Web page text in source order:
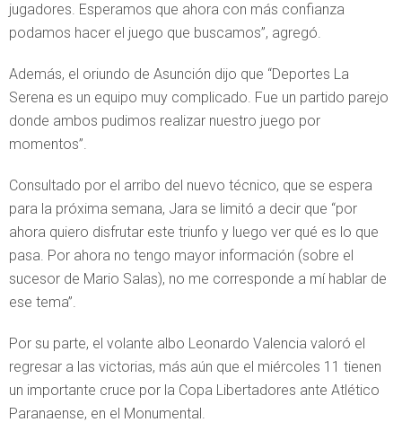
jugadores. Esperamos que ahora con más confianza
podamos hacer el juego que buscamos”, agregó.
Además, el oriundo de Asunción dijo que “Deportes La
Serena es un equipo muy complicado. Fue un partido parejo
donde ambos pudimos realizar nuestro juego por
momentos”.
Consultado por el arribo del nuevo técnico, que se espera
para la próxima semana, Jara se limitó a decir que “por
ahora quiero disfrutar este triunfo y luego ver qué es lo que
pasa. Por ahora no tengo mayor información (sobre el
sucesor de Mario Salas), no me corresponde a mí hablar de
ese tema”.
Por su parte, el volante albo Leonardo Valencia valoró el
regresar a las victorias, más aún que el miércoles 11 tienen
un importante cruce por la Copa Libertadores ante Atlético
Paranaense, en el Monumental.